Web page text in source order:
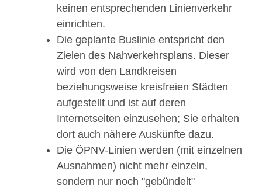
keinen entsprechenden Linienverkehr
einrichten.
Die geplante Buslinie entspricht den
Zielen des Nahverkehrsplans. Dieser
wird von den Landkreisen
beziehungsweise kreisfreien Städten
aufgestellt und ist auf deren
Internetseiten einzusehen; Sie erhalten
dort auch nähere Auskünfte dazu.
Die ÖPNV-Linien werden (mit einzelnen
Ausnahmen) nicht mehr einzeln,
sondern nur noch "gebündelt"